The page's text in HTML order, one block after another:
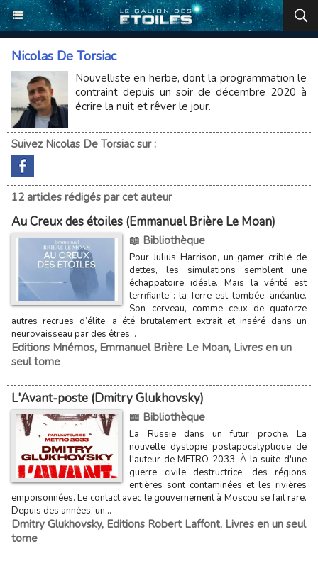
Nicolas De Torsiac
Nouvelliste en herbe, dont la programmation le
contraint depuis un soir de décembre 2020 à
écrire la nuit et rêver le jour.
Suivez Nicolas De Torsiac sur :
12 articles rédigés par cet auteur
Au Creux des étoiles (Emmanuel Brière Le Moan)
📖 Bibliothèque
Pour Julius Harrison, un gamer criblé de
dettes, les simulations semblent une
échappatoire idéale. Mais la vérité est
terrifiante : la Terre est tombée, anéantie.
Son cerveau, comme ceux de quatorze
autres recrues d’élite, a été brutalement extrait et inséré dans un
neurovaisseau par des êtres...
Editions Mnémos, Emmanuel Brière Le Moan, Livres en un
seul tome
L'Avant-poste (Dmitry Glukhovsky)
📖 Bibliothèque
La Russie dans un futur proche. La
nouvelle dystopie postapocalyptique de
l'auteur de METRO 2033. À la suite d'une
guerre civile destructrice, des régions
entières sont contaminées et les rivières
empoisonnées. Le contact avec le gouvernement à Moscou se fait rare.
Depuis des années, un...
Dmitry Glukhovsky, Editions Robert Laffont, Livres en un seul
tome